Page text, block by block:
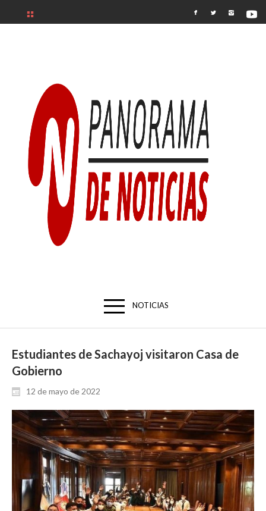
NOTICIAS
Estudiantes de Sachayoj visitaron Casa de
Gobierno
12 de mayo de 2022